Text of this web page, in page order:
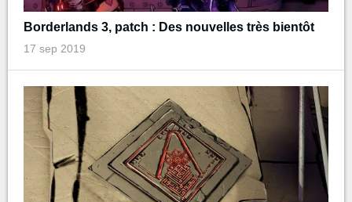
Borderlands 3, patch : Des nouvelles très bientôt
17 sep 2019